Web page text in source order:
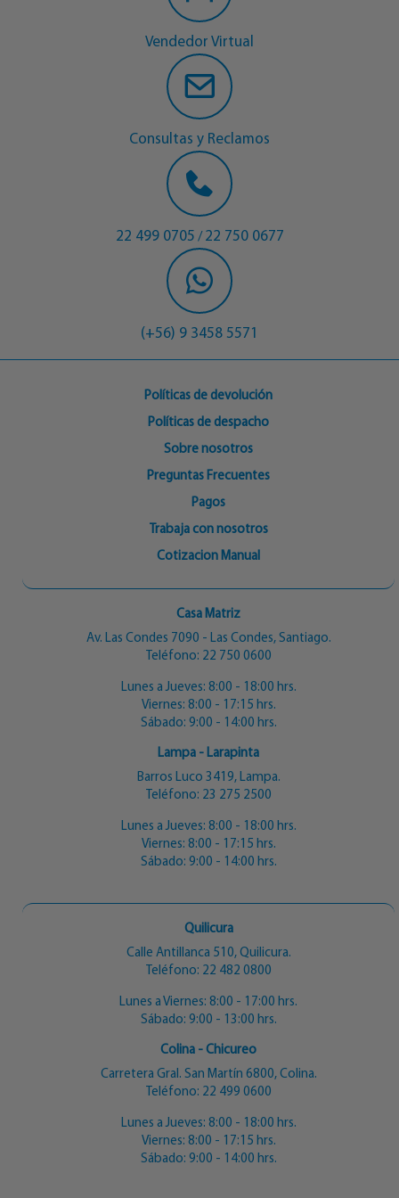
Vendedor Virtual
Consultas y Reclamos
22 499 0705 / 22 750 0677
(+56) 9 3458 5571
Políticas de devolución
Políticas de despacho
Sobre nosotros
Preguntas Frecuentes
Pagos
Trabaja con nosotros
Cotizacion Manual
Casa Matriz
Av. Las Condes 7090 - Las Condes, Santiago.
Teléfono: 22 750 0600
Lunes a Jueves: 8:00 - 18:00 hrs.
Viernes: 8:00 - 17:15 hrs.
Sábado: 9:00 - 14:00 hrs.
Lampa - Larapinta
Barros Luco 3419, Lampa.
Teléfono: 23 275 2500
Lunes a Jueves: 8:00 - 18:00 hrs.
Viernes: 8:00 - 17:15 hrs.
Sábado: 9:00 - 14:00 hrs.
Quilicura
Calle Antillanca 510, Quilicura.
Teléfono: 22 482 0800
Lunes a Viernes: 8:00 - 17:00 hrs.
Sábado: 9:00 - 13:00 hrs.
Colina - Chicureo
Carretera Gral. San Martín 6800, Colina.
Teléfono: 22 499 0600
Lunes a Jueves: 8:00 - 18:00 hrs.
Viernes: 8:00 - 17:15 hrs.
Sábado: 9:00 - 14:00 hrs.